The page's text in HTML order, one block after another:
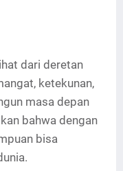
dari deretan
ketekunan,
masa depan
bahwa dengan
bisa